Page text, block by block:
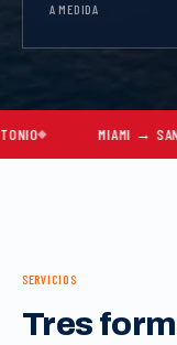
A MEDIDA
MIAMI → SANTIAGO
SERVICIOS
Tres